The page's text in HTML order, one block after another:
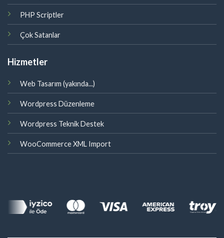
PHP Scriptler
Çok Satanlar
Hizmetler
Web Tasarım (yakında...)
Wordpress Düzenleme
Wordpress Teknik Destek
WooCommerce XML Import